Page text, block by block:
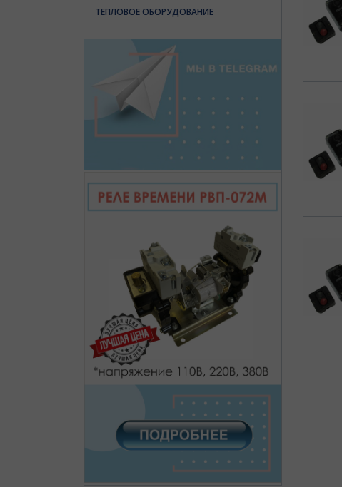
ТЕПЛОВОЕ ОБОРУДОВАНИЕ